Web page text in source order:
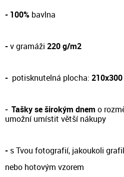
- 100% bavlna
-v gramáži 220 g/m2
- potisknutelná plocha:
- Tašky se širokým dnem o
umožní umístit větší nákupy
- s Tvou fotografií, jakoukoli
nebo hotovým vzorem